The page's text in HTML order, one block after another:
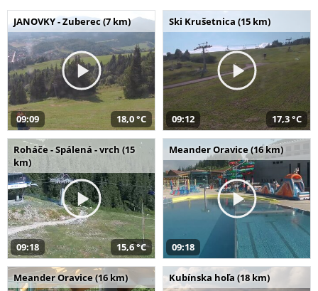
JANOVKY - Zuberec (7 km)
09:09 18,0 °C
Ski Krušetnica (15 km)
09:12 17,3 °C
Roháče - Spálená - vrch (15
km)
09:18 15,6 °C
Meander Oravice (16 km)
09:18
Meander Oravice (16 km) Kubínska hoľa (18 km)